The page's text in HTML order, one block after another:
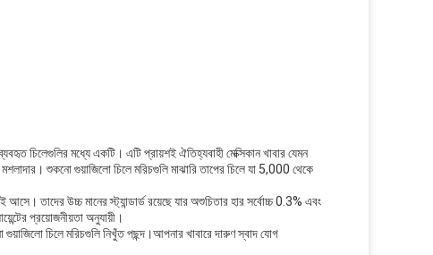
চিলেগুলির মধ্যে একটি। এটি প্রায়শই ঐতিহ্যবাহী মেক্সিকান খাবার যেমন
শুকনো গুয়াজিলো চিলে মরিচগুলি মাঝারি তাপের চিলে যা 5,000 থেকে
তাদের উচ্চ মানের স্ট্যান্ডার্ড রয়েছে যার অশুচিতার হার সর্বোচ্চ 0.3% এবং
প্রয়োজনীয়তা অনুযায়ী।
চিলে মরিচগুলি নিখুঁত পছন্দ।আপনার খাবারে দারুণ স্বাদ যোগ